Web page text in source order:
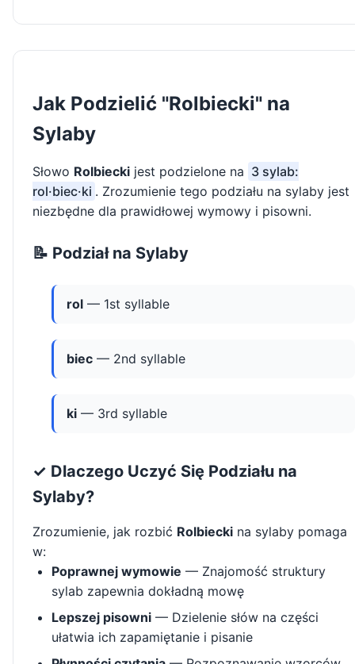
Jak Podzielić "Rolbiecki" na
Sylaby
Słowo Rolbiecki jest podzielone na 3 sylab:
rol·biec·ki . Zrozumienie tego podziału na sylaby jest
niezbędne dla prawidłowej wymowy i pisowni.
📝 Podział na Sylaby
rol — 1st syllable
biec — 2nd syllable
ki — 3rd syllable
✓ Dlaczego Uczyć Się Podziału na
Sylaby?
Zrozumienie, jak rozbić Rolbiecki na sylaby pomaga
w:
Poprawnej wymowie — Znajomość struktury
sylab zapewnia dokładną mowę
Lepszej pisowni — Dzielenie słów na części
ułatwia ich zapamiętanie i pisanie